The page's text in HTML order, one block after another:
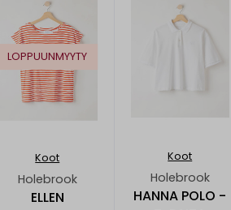
LOPPUUNMYYTY
Koot
Holebrook
ELLEN
Koot
Holebrook
HANNA POLO -